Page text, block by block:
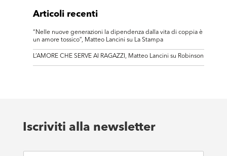
Articoli recenti
“Nelle nuove generazioni la dipendenza dalla vita di coppia è
un amore tossico”, Matteo Lancini su La Stampa
L’AMORE CHE SERVE AI RAGAZZI, Matteo Lancini su Robinson
Iscriviti alla newsletter